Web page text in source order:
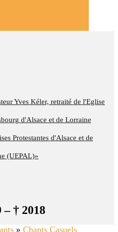
Yves Kéler, retraité de l'Eglise
d'Alsace et de Lorraine
Protestantes d'Alsace et de
(UEPAL)»
– † 2018
» Chants Casuels